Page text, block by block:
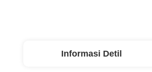
Informasi Detil